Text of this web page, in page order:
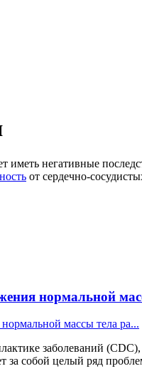
негативные
от сердечно-
нормальной
массы тела ра...
заболеваний (CDC),
за собой целый ряд